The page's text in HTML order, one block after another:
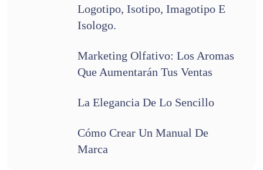
Logotipo, Isotipo, Imagotipo E
Isologo.
Marketing Olfativo: Los Aromas
Que Aumentarán Tus Ventas
La Elegancia De Lo Sencillo
Cómo Crear Un Manual De
Marca